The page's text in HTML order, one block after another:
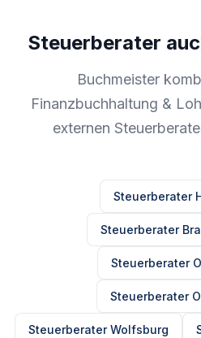
Steuerberater
Buchmeister
Finanzbuchhaltung &
externen
Steuerberater
Steuerberater
Steuerberater
Steuerberater
Steuerberater Wolfsburg